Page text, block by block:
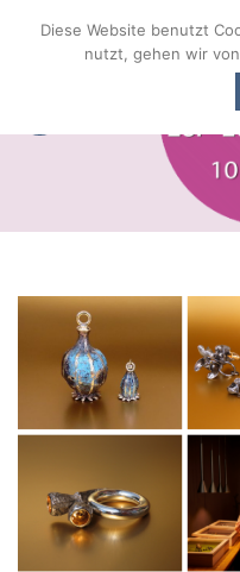
Inhalt
Diese Website benutzt
nutzt, gehen wir